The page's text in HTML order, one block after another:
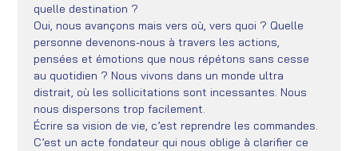
quelle destination ?
Oui, nous avançons mais vers où, vers quoi ? Quelle
personne devenons-nous à travers les actions,
pensées et émotions que nous répétons sans cesse
au quotidien ? Nous vivons dans un monde ultra
distrait, où les sollicitations sont incessantes. Nous
nous dispersons trop facilement.
Écrire sa vision de vie, c’est reprendre les commandes.
C’est un acte fondateur qui nous oblige à clarifier ce